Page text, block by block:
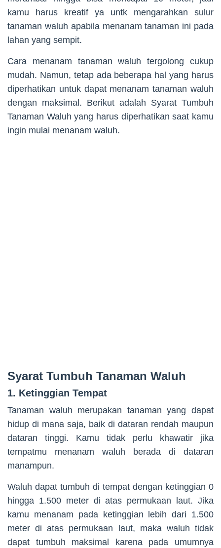
kamu harus kreatif ya untk mengarahkan sulur
tanaman waluh apabila menanam tanaman ini pada
lahan yang sempit.
Cara menanam tanaman waluh tergolong cukup
mudah. Namun, tetap ada beberapa hal yang harus
diperhatikan untuk dapat menanam tanaman waluh
dengan maksimal. Berikut adalah Syarat Tumbuh
Tanaman Waluh yang harus diperhatikan saat kamu
ingin mulai menanam waluh.
Syarat Tumbuh Tanaman Waluh
1. Ketinggian Tempat
Tanaman waluh merupakan tanaman yang dapat
hidup di mana saja, baik di dataran rendah maupun
dataran tinggi. Kamu tidak perlu khawatir jika
tempatmu menanam waluh berada di dataran
manampun.
Waluh dapat tumbuh di tempat dengan ketinggian 0
hingga 1.500 meter di atas permukaan laut. Jika
kamu menanam pada ketinggian lebih dari 1.500
meter di atas permukaan laut, maka waluh tidak
dapat tumbuh maksimal karena pada umumnya